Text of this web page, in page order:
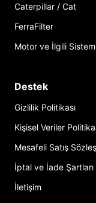
Caterpillar / Cat
FerraFilter
Motor ve İlgili
Destek
Gizlilik Politikası
Kişisel Veriler
Mesafeli Satış
İptal ve İade Şartları
İletişim